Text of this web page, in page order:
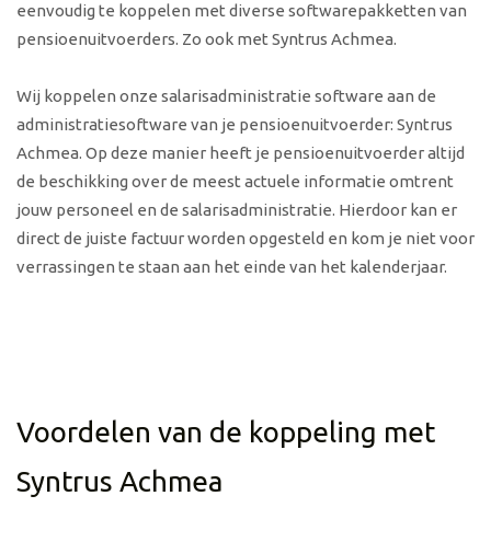
eenvoudig te koppelen met diverse softwarepakketten van
pensioenuitvoerders. Zo ook met Syntrus Achmea.
Wij koppelen onze salarisadministratie software aan de
administratiesoftware van je pensioenuitvoerder: Syntrus
Achmea. Op deze manier heeft je pensioenuitvoerder altijd
de beschikking over de meest actuele informatie omtrent
jouw personeel en de salarisadministratie. Hierdoor kan er
direct de juiste factuur worden opgesteld en kom je niet voor
verrassingen te staan aan het einde van het kalenderjaar.
Voordelen van de koppeling met
Syntrus Achmea